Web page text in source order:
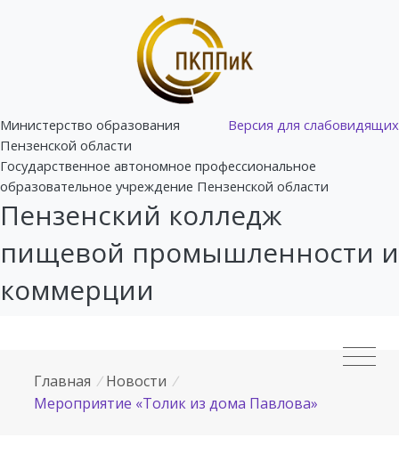
Версия для слабовидящих
Министерство образования
Пензенской области
Государственное автономное профессиональное
образовательное учреждение Пензенской области
Пензенский колледж
пищевой промышленности и
коммерции
Главная / Новости /
Мероприятие «Толик из дома Павлова»